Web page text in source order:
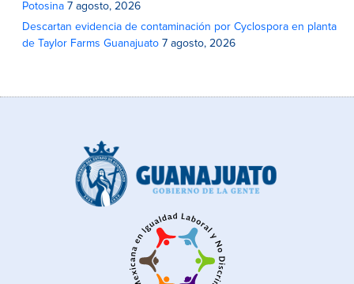
Potosina 7 agosto, 2026
Descartan evidencia de contaminación por Cyclospora en planta
de Taylor Farms Guanajuato 7 agosto, 2026